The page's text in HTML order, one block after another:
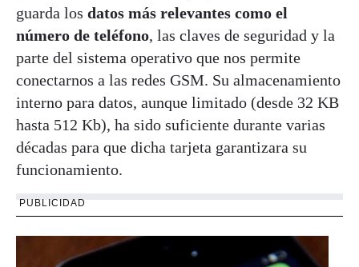
guarda los datos más relevantes como el
número de teléfono, las claves de seguridad y la
parte del sistema operativo que nos permite
conectarnos a las redes GSM. Su almacenamiento
interno para datos, aunque limitado (desde 32 KB
hasta 512 Kb), ha sido suficiente durante varias
décadas para que dicha tarjeta garantizara su
funcionamiento.
PUBLICIDAD